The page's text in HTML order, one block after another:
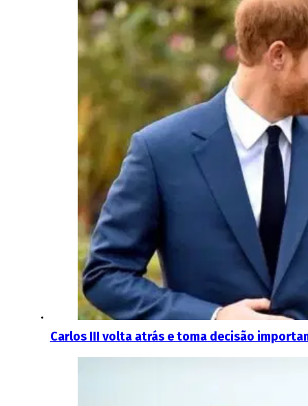
Carlos III volta atrás e toma decisão